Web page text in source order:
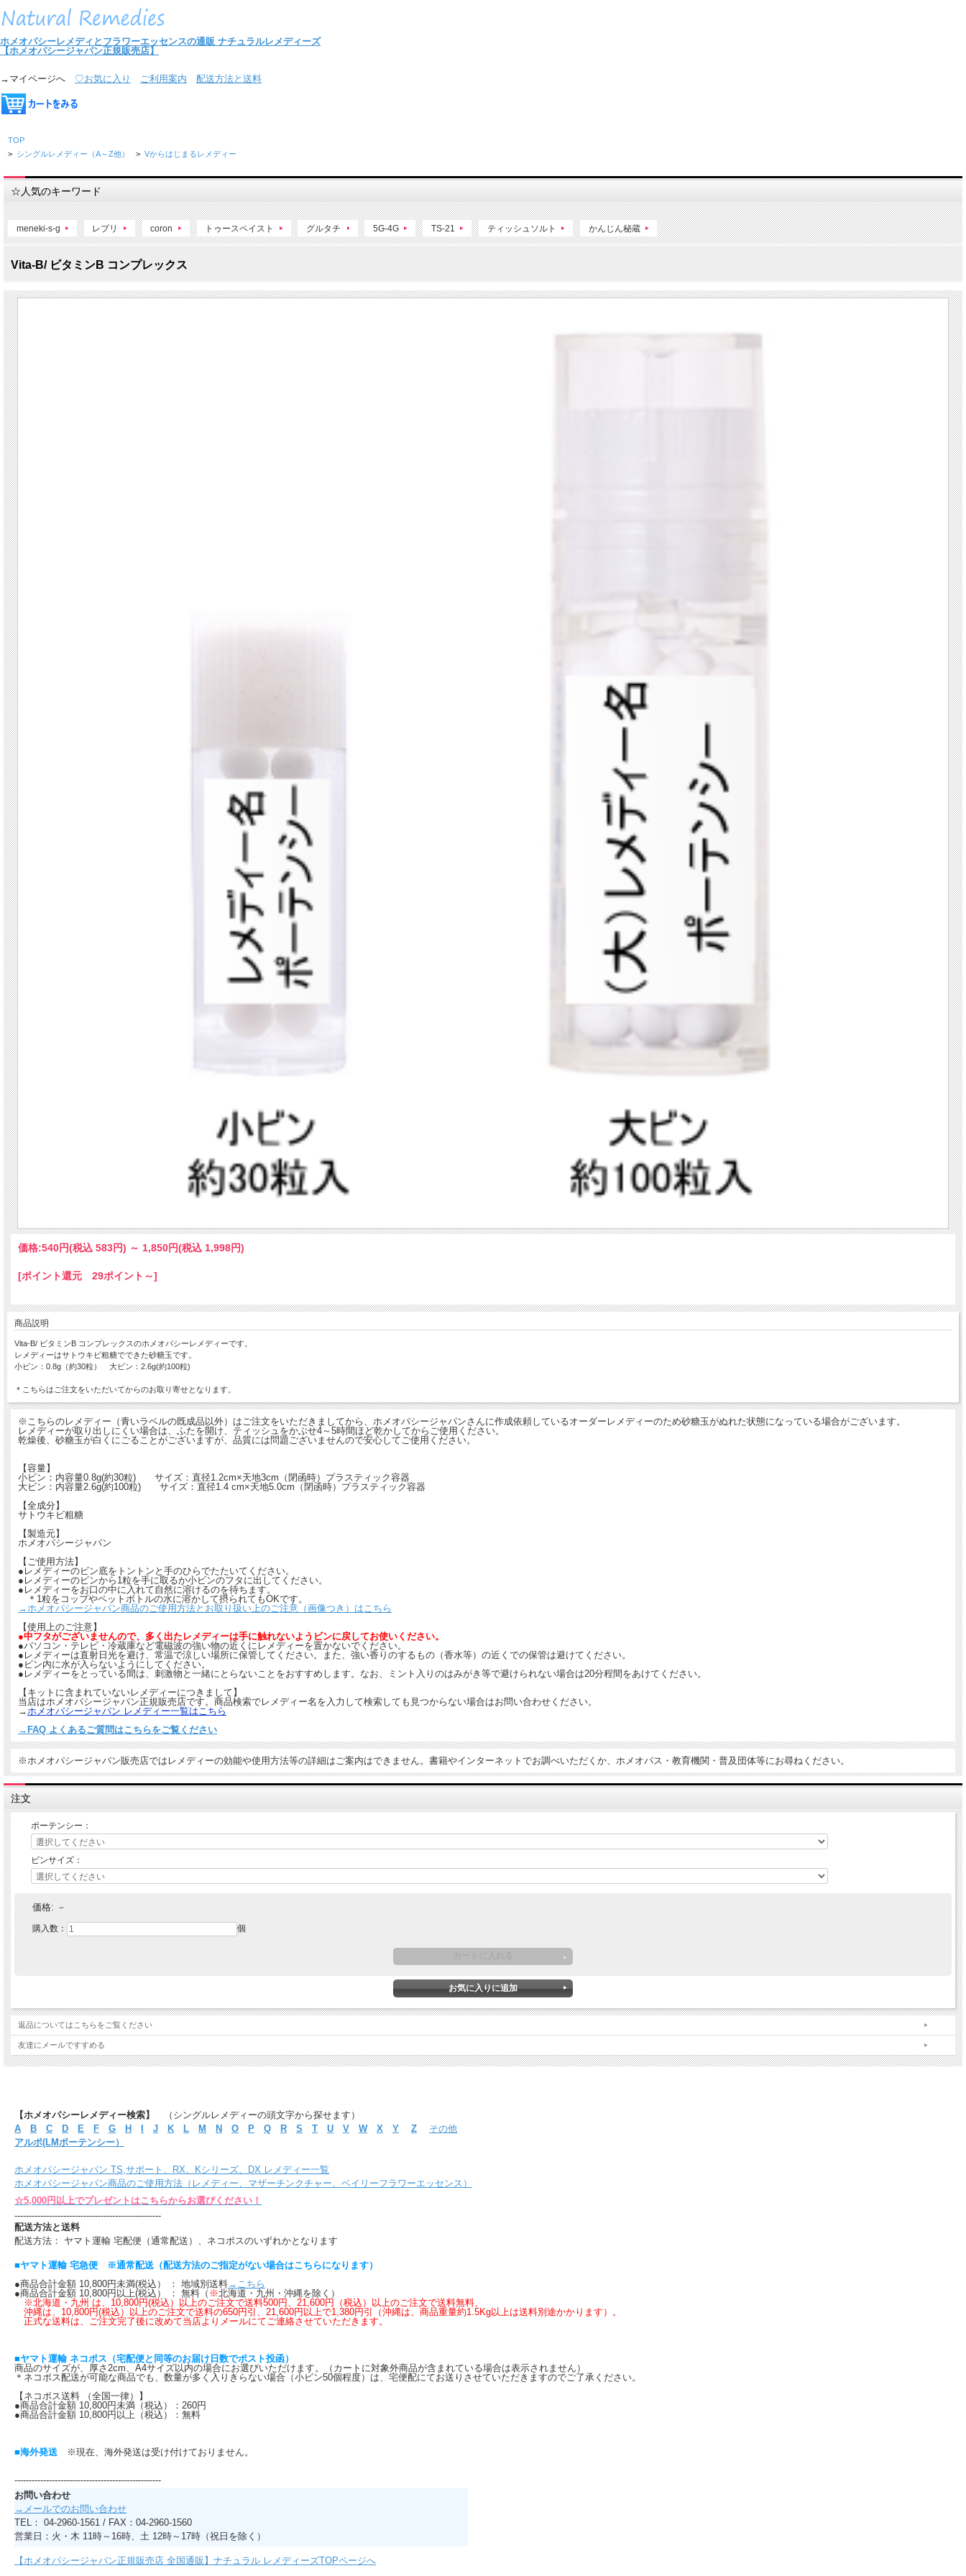
ホメオパシーレメディとフラワーエッセンスの通販 ナチュラルレメディーズ
【ホメオパシージャパン正規販売店】
→マイページへ ♡お気に入り ご利用案内 配送方法と送料
TOP
> シングルレメディー（A～Z他） > Vからはじまるレメディー
☆人気のキーワード
meneki-s-g レプリ coron トゥースペイスト グルタチ 5G-4G TS-21 ティッシュソルト かんじん秘蔵
Vita-B/ ビタミンB コンプレックス
価格:540円(税込 583円) ～ 1,850円(税込 1,998円)
[ポイント還元 29ポイント～]
商品説明
Vita-B/ ビタミンB コンプレックスのホメオパシーレメディーです。
レメディーはサトウキビ粗糖でできた砂糖玉です。
小ビン：0.8g（約30粒） 大ビン：2.6g(約100粒)
＊こちらはご注文をいただいてからのお取り寄せとなります。
※こちらのレメディー（青いラベルの既成品以外）はご注文をいただきましてから、ホメオパシージャパンさんに作成依頼しているオーダーレメディーのため砂糖玉がぬれた状態になっている場合がございます。
レメディーが取り出しにくい場合は、ふたを開け、ティッシュをかぶせ4～5時間ほど乾かしてからご使用ください。
乾燥後、砂糖玉が白くにごることがございますが、品質には問題ございませんので安心してご使用ください。
【容量】
小ビン：内容量0.8g(約30粒) サイズ：直径1.2cm×天地3cm（閉函時）プラスティック容器
大ビン：内容量2.6g(約100粒) サイズ：直径1.4 cm×天地5.0cm（閉函時）プラスティック容器
【全成分】
サトウキビ粗糖
【製造元】
ホメオパシージャパン
【ご使用方法】
●レメディーのビン底をトントンと手のひらでたたいてください。
●レメディーのビンから1粒を手に取るか小ビンのフタに出してください。
●レメディーをお口の中に入れて自然に溶けるのを待ちます。
＊1粒をコップやペットボトルの水に溶かして摂られてもOKです。
→ホメオパシージャパン商品のご使用方法とお取り扱い上のご注意（画像つき）はこちら
【使用上のご注意】
●中フタがございませんので、多く出たレメディーは手に触れないようビンに戻してお使いください。
●パソコン・テレビ・冷蔵庫など電磁波の強い物の近くにレメディーを置かないでください。
●レメディーは直射日光を避け、常温で涼しい場所に保管してください。また、強い香りのするもの（香水等）の近くでの保管は避けてください。
●ビン内に水が入らないようにしてください。
●レメディーをとっている間は、刺激物と一緒にとらないことをおすすめします。なお、ミント入りのはみがき等で避けられない場合は20分程間をあけてください。
【キットに含まれていないレメディーにつきまして】
当店はホメオパシージャパン正規販売店です。商品検索でレメディー名を入力して検索しても見つからない場合はお問い合わせください。
→ホメオパシージャパン レメディー一覧はこちら
→FAQ よくあるご質問はこちらをご覧ください
※ホメオパシージャパン販売店ではレメディーの効能や使用方法等の詳細はご案内はできません。書籍やインターネットでお調べいただくか、ホメオパス・教育機関・普及団体等にお尋ねください。
注文
ポーテンシー：
ビンサイズ：
価格: －
購入数： 個
返品についてはこちらをご覧ください
友達にメールですすめる
【ホメオパシーレメディー検索】
（シングルレメディーの頭文字から探せます）
A
B C D E F G H J K L M N O P Q R S T U V W X Y Z
その他
アルポ(LMポーテンシー）
ホメオパシージャパン TS,サポート、RX、Kシリーズ、DX レメディー一覧
ホメオパシージャパン商品のご使用方法（レメディー、マザーチンクチャー、ベイリーフラワーエッセンス）
☆5,000円以上でプレゼントはこちらからお選びください！
---------------------------------------------------
配送方法と送料
配送方法： ヤマト運輸 宅配便（通常配送）、ネコポスのいずれかとなります
■ヤマト運輸 宅急便 ※通常配送（配送方法のご指定がない場合はこちらになります）
●商品合計金額 10,800円未満(税込） ： 地域別送料→こちら
●商品合計金額 10,800円以上(税込） ： 無料（ ※北海道・九州・沖縄を除く）
※北海道・九州 は、10,800円(税込）以上のご注文で送料500円、21,600円（税込）以上のご注文で送料無料、
沖縄は、10,800円(税込）以上のご注文で送料の650円引、21,600円以上で1,380円引（沖縄は、商品重量約1.5Kg以上は送料別途かかります）。
正式な送料は、ご注文完了後に改めて当店よりメールにてご連絡させていただきます。
■ヤマト運輸 ネコポス（宅配便と同等のお届け日数でポスト投函）
商品のサイズが、厚さ2cm、A4サイズ以内の場合にお選びいただけます。（カートに対象外商品が含まれている場合は表示されません）
＊ネコポス配送が可能な商品でも、数量が多く入りきらない場合（小ビン50個程度）は、宅便配にてお送りさせていただきますのでご了承ください。
【ネコポス送料 （全国一律）】
●商品合計金額 10,800円未満（税込）：260円
●商品合計金額 10,800円以上（税込）：無料
■海外発送 ※現在、海外発送は受け付けておりません。
---------------------------------------------------
お問い合わせ
→メールでのお問い合わせ
TEL： 04-2960-1561 / FAX：04-2960-1560
営業日：火・木 11時～16時、土 12時～17時（祝日を除く）
【ホメオパシージャパン正規販売店 全国通販】ナチュラル レメディーズTOPページへ